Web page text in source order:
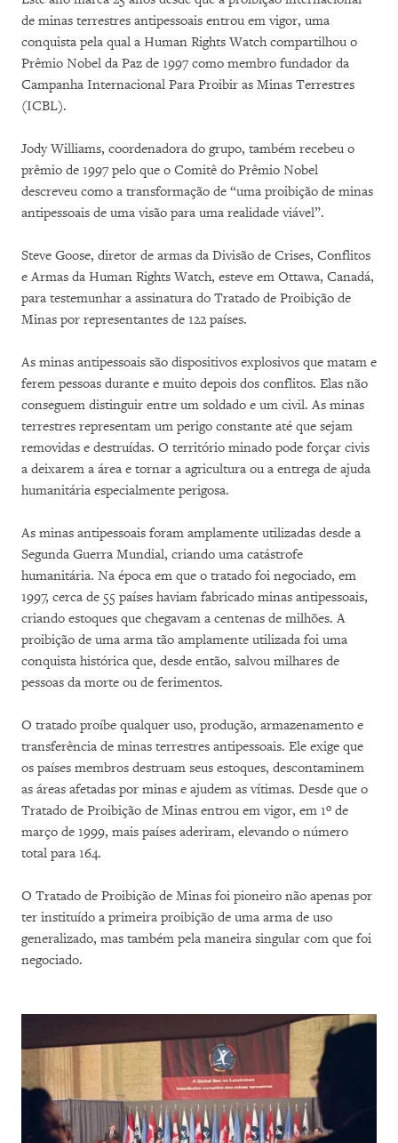
de minas terrestres antipessoais entrou em vigor, uma
conquista pela qual a Human Rights Watch compartilhou o
Prêmio Nobel da Paz de 1997 como membro fundador da
Campanha Internacional Para Proibir as Minas Terrestres
(ICBL).
Jody Williams, coordenadora do grupo, também recebeu o
prêmio de 1997 pelo que o Comitê do Prêmio Nobel
descreveu como a transformação de “uma proibição de minas
antipessoais de uma visão para uma realidade viável”.
Steve Goose, diretor de armas da Divisão de Crises, Conflitos
e Armas da Human Rights Watch, esteve em Ottawa, Canadá,
para testemunhar a assinatura do Tratado de Proibição de
Minas por representantes de 122 países.
As minas antipessoais são dispositivos explosivos que matam e
ferem pessoas durante e muito depois dos conflitos. Elas não
conseguem distinguir entre um soldado e um civil. As minas
terrestres representam um perigo constante até que sejam
removidas e destruídas. O território minado pode forçar civis
a deixarem a área e tornar a agricultura ou a entrega de ajuda
humanitária especialmente perigosa.
As minas antipessoais foram amplamente utilizadas desde a
Segunda Guerra Mundial, criando uma catástrofe
humanitária. Na época em que o tratado foi negociado, em
1997, cerca de 55 países haviam fabricado minas antipessoais,
criando estoques que chegavam a centenas de milhões. A
proibição de uma arma tão amplamente utilizada foi uma
conquista histórica que, desde então, salvou milhares de
pessoas da morte ou de ferimentos.
O tratado proíbe qualquer uso, produção, armazenamento e
transferência de minas terrestres antipessoais. Ele exige que
os países membros destruam seus estoques, descontaminem
as áreas afetadas por minas e ajudem as vítimas. Desde que o
Tratado de Proibição de Minas entrou em vigor, em 1º de
março de 1999, mais países aderiram, elevando o número
total para 164.
O Tratado de Proibição de Minas foi pioneiro não apenas por
ter instituído a primeira proibição de uma arma de uso
generalizado, mas também pela maneira singular com que foi
negociado.